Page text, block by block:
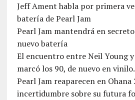
Jeff Ament habla por primera
batería de Pearl Jam
Pearl Jam mantendrá en
nuevo batería
El encuentro entre Neil Young y
marcó los 90, de nuevo en vinilo.
Pearl Jam reaparecen en
incertidumbre sobre su futura